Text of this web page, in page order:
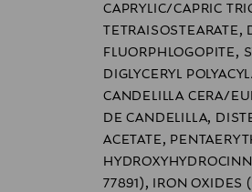
CAPRYLIC/CAPRIC
TETRAISOSTEARATE,
FLUORPHLOGOPITE,
DIGLYCERYL
CANDELILLA CERA/
DE CANDELILLA,
ACETATE,
77891), IRON OXIDES